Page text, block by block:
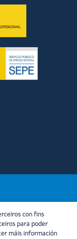
con fins
para poder
máis información
na internet